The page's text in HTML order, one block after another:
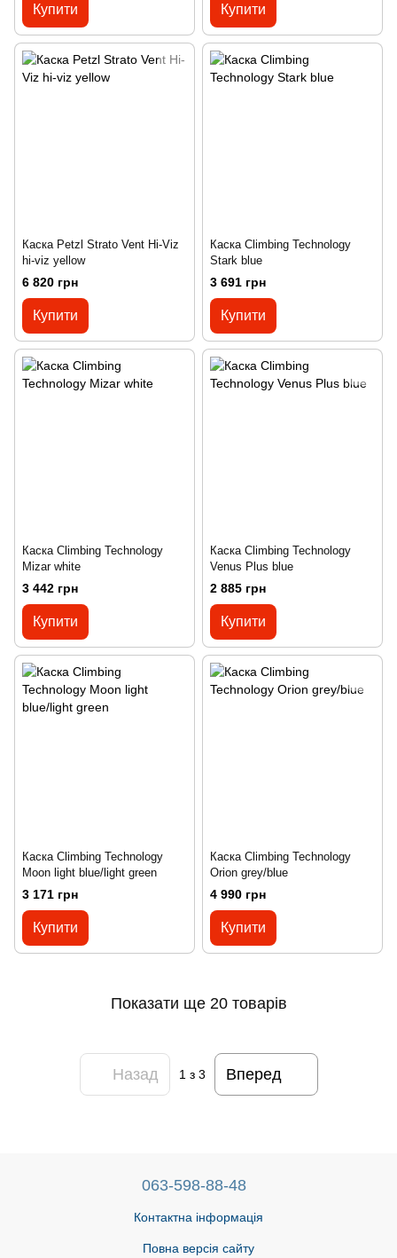
Купити Купити
Каска Petzl Strato Vent Hi-Viz
hi-viz yellow
6 820 грн
Купити
Каска Climbing Technology
Stark blue
3 691 грн
Купити
Каска Climbing Technology
Mizar white
3 442 грн
Купити
Каска Climbing Technology
Venus Plus blue
2 885 грн
Купити
Каска Climbing Technology
Moon light blue/light green
3 171 грн
Купити
Каска Climbing Technology
Orion grey/blue
4 990 грн
Купити
Показати ще 20 товарів
Назад 1з 3 Вперед
063-598-88-48
Контактна інформація
Повна версія сайту